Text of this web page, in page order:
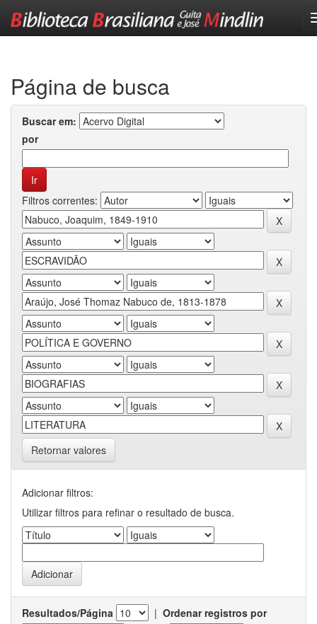
Página de busca
Buscar em:
por
Filtros correntes:
Retornar valores
Adicionar filtros:
Utilizar filtros para refinar o resultado de busca.
Resultados/Página | Ordenar registros por